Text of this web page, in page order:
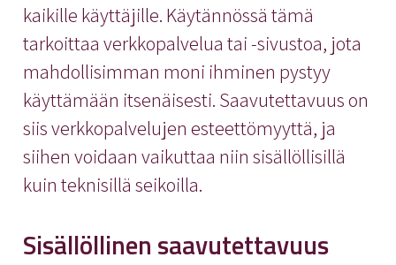
kaikille käyttäjille. Käytännössä tämä
tarkoittaa verkkopalvelua tai -sivustoa, jota
mahdollisimman moni ihminen pystyy
käyttämään itsenäisesti. Saavutettavuus on
siis verkkopalvelujen esteettömyyttä, ja
siihen voidaan vaikuttaa niin sisällöllisillä
kuin teknisillä seikoilla.
Sisällöllinen saavutettavuus